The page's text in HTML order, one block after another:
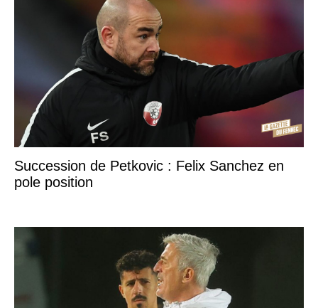
Succession de Petkovic : Felix Sanchez en
pole position